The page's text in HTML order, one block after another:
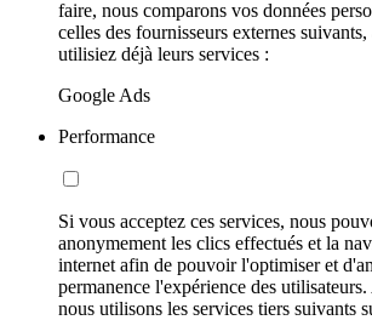
faire, nous comparons vos données
celles des fournisseurs externes
utilisiez déjà leurs services :
Google Ads
Performance
Si vous acceptez ces services, nous
anonymement les clics effectués et la
internet afin de pouvoir l'optimiser et
permanence l'expérience des
nous utilisons les services tiers suivants